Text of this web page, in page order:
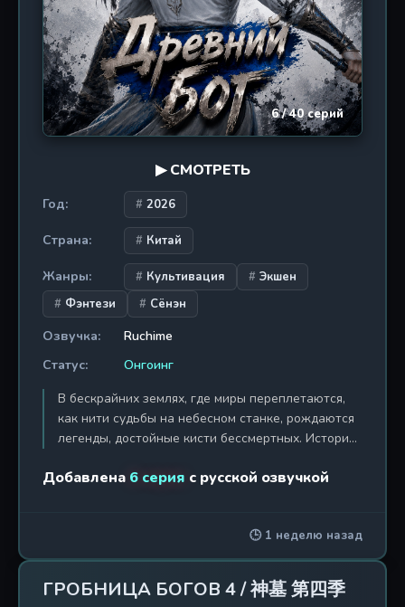
6 / 40 серий
▶ СМОТРЕТЬ
Год: 2026
Страна: Китай
Жанры: Культивация
Экшен
Фэнтези
Сёнэн
Озвучка:
Ruchime
Статус:
Онгоинг
В бескрайних землях, где миры переплетаются,
как нити судьбы на небесном станке, рождаются
легенды, достойные кисти бессмертных. История
о возвышении, а грандиозная сага о некогда
но предательство и роковая битва низвергли его
в пучину забвения, заставив переродиться в теле
слабого и ничтожного юнца в мире, где
культивация — единственный путь к могуществу,
Добавлена 6 серия с русской озвучкой
🕒 1 неделю назад
ГРОБНИЦА БОГОВ 4 / 神墓 第四季